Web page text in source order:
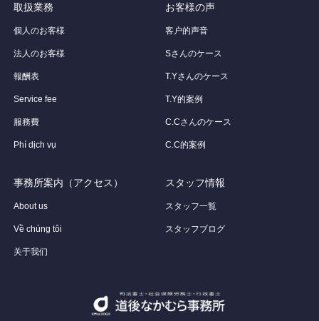
取扱業務
個人のお客様
法人のお客様
報酬表
Service fee
服務費
Phí dịch vụ
お客様の声
客户的声音
Sさんのケース
T.Yさんのケース
T.Y的案例
C.Cさんのケース
C.C的案例
事務所案内（アクセス）
About us
Về chúng tôi
关于我们
スタッフ情報
スタッフ一覧
スタッフブログ